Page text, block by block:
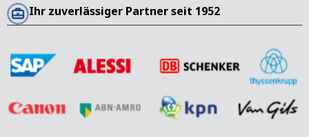
Ihr zuverlässiger Partner seit 1952